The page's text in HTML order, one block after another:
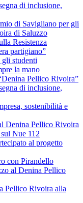
di inclusione,
di Savigliano per gli
di Saluzzo
Resistenza
partigiano”
studenti
la mano
Pellico Rivoira”
di inclusione,
sostenibilità e
Denina Pellico Rivoira
Nue 112
al progetto
con Pirandello
al Denina Pellico
Pellico Rivoira alla